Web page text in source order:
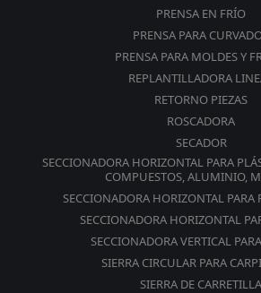
PRENSA EN FRÍO
PRENSA PARA
PRENSA PARA MOLDES Y
REPLANTILLADORA
RETORNO PIEZAS
ROSCADORA
SECADOR
SECCIONADORA HORIZONTAL PARA
COMPUESTOS, ALUMINIO,
SECCIONADORA HORIZONTAL PARA
SECCIONADORA HORIZONTAL
SECCIONADORA VERTICAL
SIERRA CIRCULAR PARA
SIERRA DE CARRETILLA